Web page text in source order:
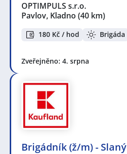
OPTIMPULS s.r.o.
Pavlov, Kladno (40 km)
180 Kč / hod Brigáda
Zveřejněno: 4. srpna
Brigádník (ž/m) - Slaný